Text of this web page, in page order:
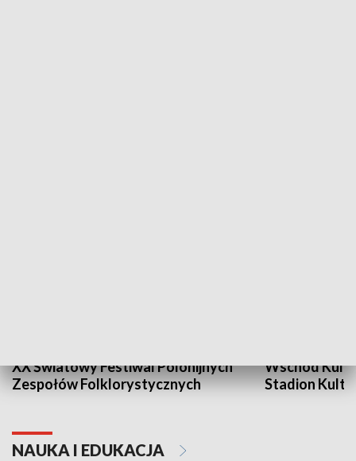
XX Światowy Festiwal Polonijnych
Zespołów Folklorystycznych
Wschód
Stadion
NAUKA I EDUKACJA